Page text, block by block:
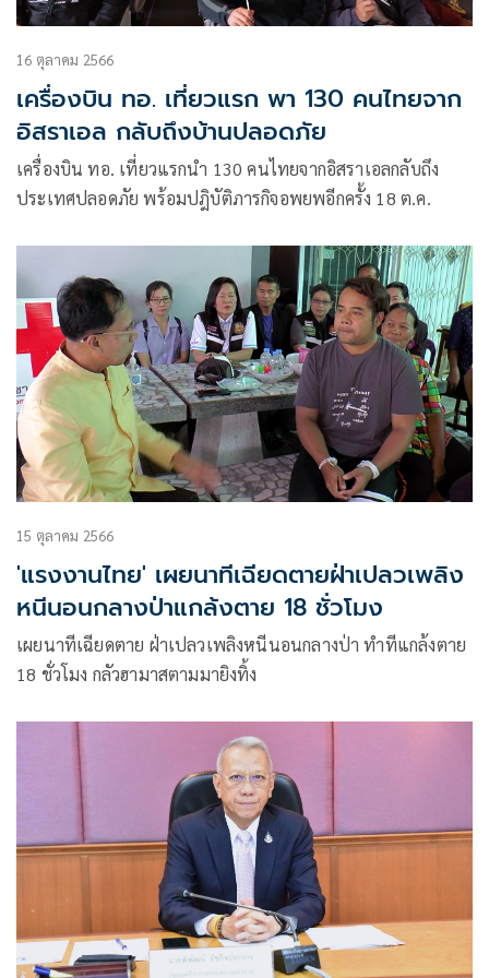
16 ตุลาคม 2566
เครื่องบิน ทอ. เที่ยวแรก พา 130 คนไทยจาก
อิสราเอล กลับถึงบ้านปลอดภัย
เครื่องบิน ทอ. เที่ยวแรกนำ 130 คนไทยจากอิสราเอลกลับถึง
ประเทศปลอดภัย พร้อมปฎิบัติภารกิจอพยพอีกครั้ง 18 ต.ค.
15 ตุลาคม 2566
'แรงงานไทย' เผยนาทีเฉียดตายฝ่าเปลวเพลิง
หนีนอนกลางป่าแกล้งตาย 18 ชั่วโมง
เผยนาทีเฉียดตาย ฝ่าเปลวเพลิงหนีนอนกลางป่า ทำทีแกล้งตาย
18 ชั่วโมง กลัวฮามาสตามมายิงทิ้ง